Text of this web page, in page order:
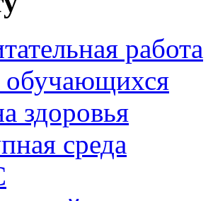
работа
обучающихся
здоровья
среда